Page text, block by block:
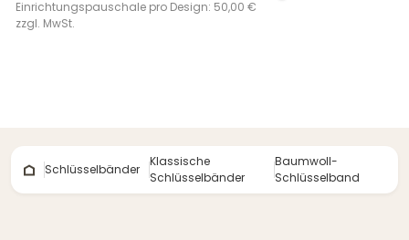
Einrichtungspauschale pro Design: 50,00 €
zzgl. MwSt.
Schlüsselbänder
Klassische
Schlüsselbänder
Baumwoll-
Schlüsselband